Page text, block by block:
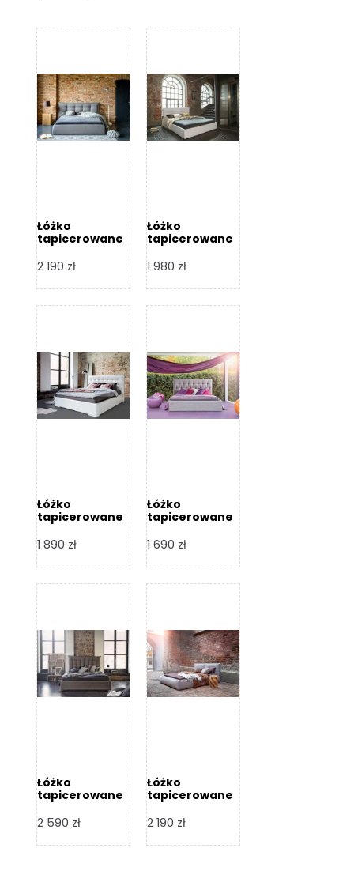
Łóżko
tapicerowane
Design
2 190 zł
Łóżko
tapicerowane
Design
1 980 zł
Łóżko
tapicerowane
Design
1 890 zł
Łóżko
tapicerowane
Design
1 690 zł
Łóżko
tapicerowane
Design
2 590 zł
Łóżko
tapicerowane
Design
2 190 zł